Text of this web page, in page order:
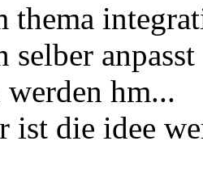
thema
selber
hm...
ist die idee